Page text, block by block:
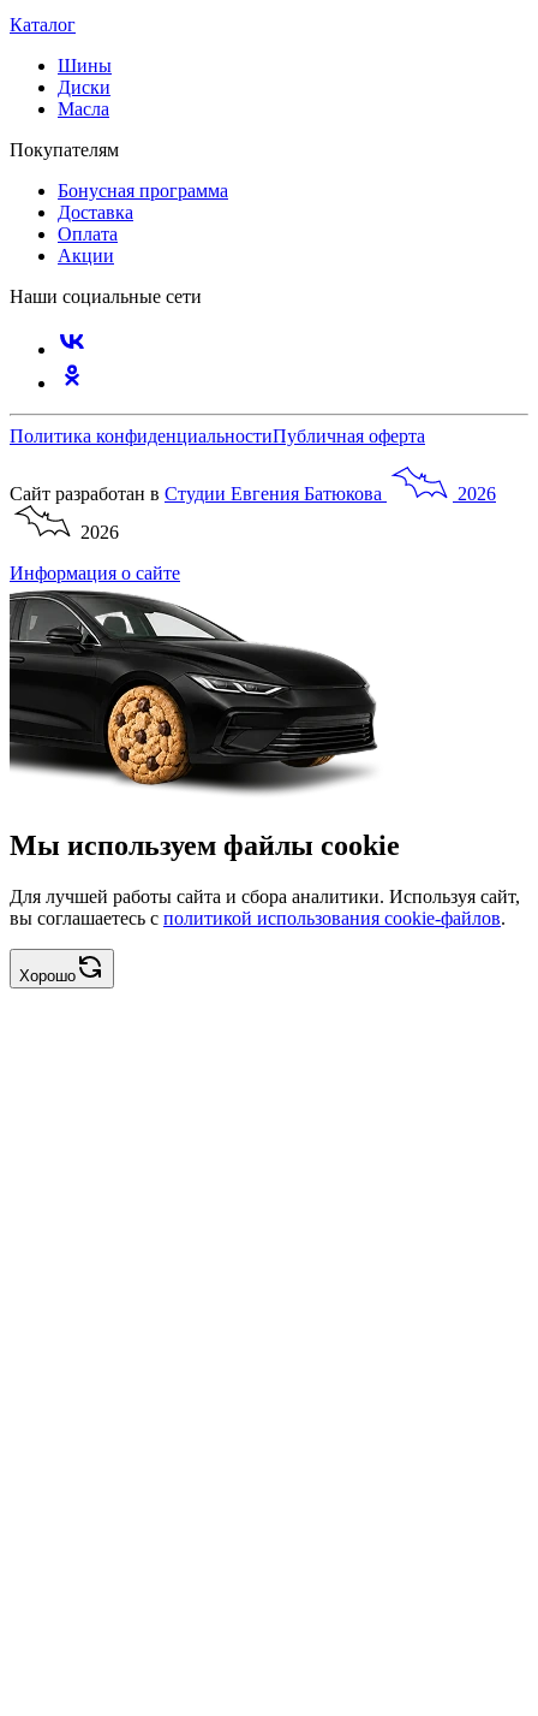
Каталог
Шины
Диски
Масла
Покупателям
Бонусная программа
Доставка
Оплата
Акции
Наши социальные сети
Политика конфиденциальностиПубличная оферта
Сайт разработан в Студии Евгения Батюкова
2026
2026
Информация о сайте
Мы используем файлы cookie
Для лучшей работы сайта и сбора аналитики. Используя сайт,
вы соглашаетесь с политикой использования cookie-файлов.
Хорошо